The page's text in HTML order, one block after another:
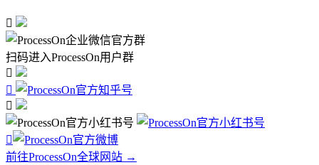

扫码进入ProcessOn用户群




前往ProcessOn全球网站 →